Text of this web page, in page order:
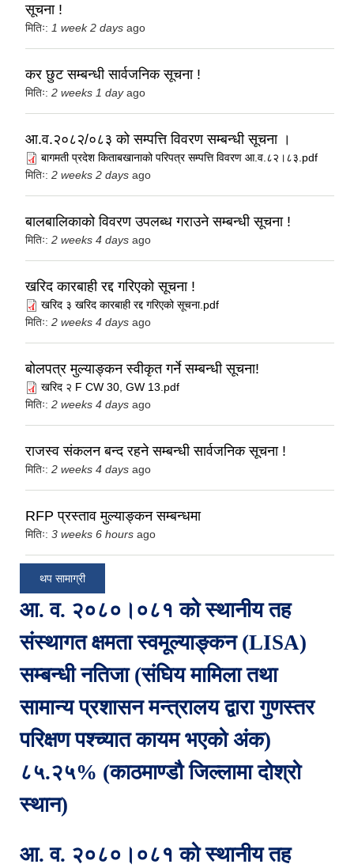
सूचना !
मितिः: 1 week 2 days ago
कर छुट सम्बन्धी सार्वजनिक सूचना !
मितिः: 2 weeks 1 dayago
आ.व.२०८२/०८३ को सम्पत्ति विवरण सम्बन्धी सूचना ।
बागमती प्रदेश किताबखानाको परिपत्र सम्पत्ति विवरण आ.व.८२।८३.pdf
मितिः: 2 weeks 2 days ago
बालबालिकाको विवरण उपलब्ध गराउने सम्बन्धी सूचना !
मितिः: 2 weeks 4 days ago
खरिद कारबाही रद्द गरिएको सूचना !
खरिद ३ खरिद कारबाही रद्द गरिएको सूचना.pdf
मितिः: 2 weeks 4 days ago
बोलपत्र मुल्याङ्कन स्वीकृत गर्ने सम्बन्धी सूचना!
खरिद २ F CW 30, GW 13.pdf
मितिः: 2 weeks 4 days ago
राजस्व संकलन बन्द रहने सम्बन्धी सार्वजनिक सूचना !
मितिः: 2 weeks 4 days ago
RFP प्रस्ताव मुल्याङ्कन सम्बन्धमा
मितिः: 3 weeks 6 hours ago
थप सामाग्री
आ. व. २०८०।०८१ को स्थानीय तह
संस्थागत क्षमता स्वमूल्याङ्कन (LISA)
सम्बन्धी नतिजा (संघिय मामिला तथा
सामान्य प्रशासन मन्त्रालय द्वारा गुणस्तर
परिक्षण पश्च्यात कायम भएको अंक)
८५.२५% (काठमाण्डौ जिल्लामा दोश्रो
स्थान)
आ. व. २०८०।०८१ को स्थानीय तह